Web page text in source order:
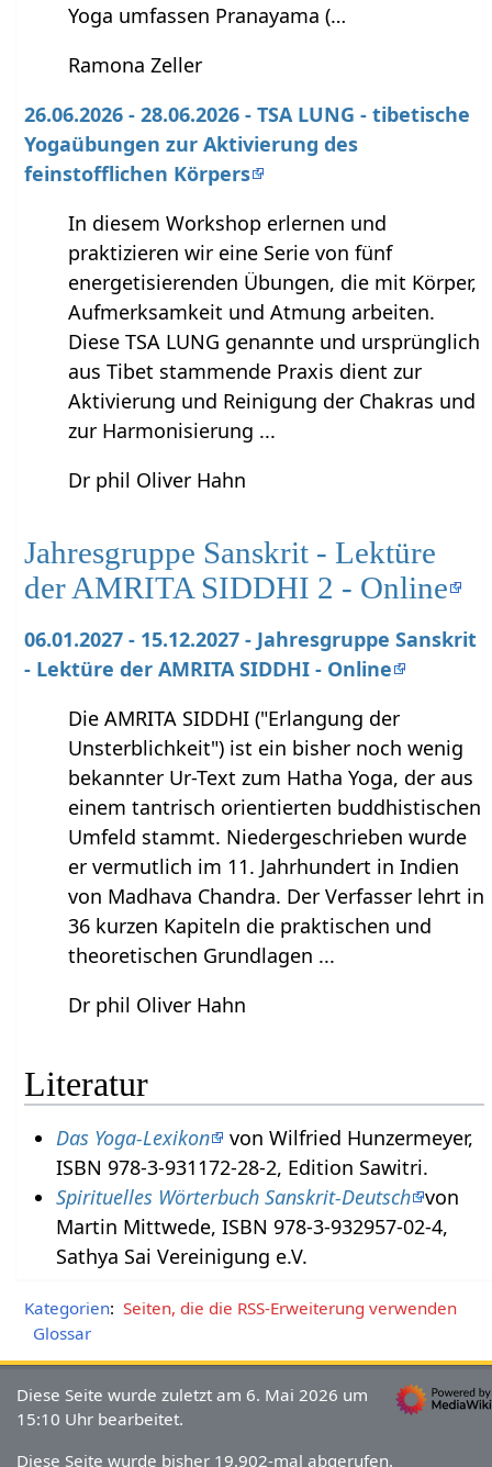
Yoga umfassen Pranayama (…
Ramona Zeller
26.06.2026 - 28.06.2026 - TSA LUNG - tibetische
Yogaübungen zur Aktivierung des
feinstofflichen Körpers
In diesem Workshop erlernen und
praktizieren wir eine Serie von fünf
energetisierenden Übungen, die mit Körper,
Aufmerksamkeit und Atmung arbeiten.
Diese TSA LUNG genannte und ursprünglich
aus Tibet stammende Praxis dient zur
Aktivierung und Reinigung der Chakras und
zur Harmonisierung ...
Dr phil Oliver Hahn
Jahresgruppe Sanskrit - Lektüre
der AMRITA SIDDHI 2 - Online
06.01.2027 - 15.12.2027 - Jahresgruppe Sanskrit
- Lektüre der AMRITA SIDDHI - Online
Die AMRITA SIDDHI ("Erlangung der
Unsterblichkeit") ist ein bisher noch wenig
bekannter Ur-Text zum Hatha Yoga, der aus
einem tantrisch orientierten buddhistischen
Umfeld stammt. Niedergeschrieben wurde
er vermutlich im 11. Jahrhundert in Indien
von Madhava Chandra. Der Verfasser lehrt in
36 kurzen Kapiteln die praktischen und
theoretischen Grundlagen ...
Dr phil Oliver Hahn
Literatur
Das Yoga-Lexikon
von Wilfried Hunzermeyer,
ISBN 978-3-931172-28-2, Edition Sawitri.
Spirituelles Wörterbuch Sanskrit-Deutsch von
Martin Mittwede, ISBN 978-3-932957-02-4,
Sathya Sai Vereinigung e.V.
Kategorien: Seiten, die die RSS-Erweiterung verwenden
Glossar
Diese Seite wurde zuletzt am 6. Mai 2026 um
15:10 Uhr bearbeitet.
Diese Seite wurde bisher 19.902-mal abgerufen.